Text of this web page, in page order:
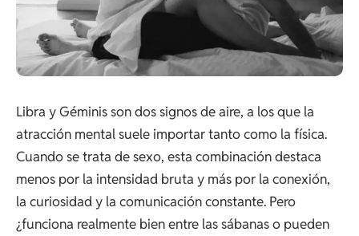
Libra y Géminis son dos signos de aire, a los que la
atracción mental suele importar tanto como la física.
Cuando se trata de sexo, esta combinación destaca
menos por la intensidad bruta y más por la conexión,
la curiosidad y la comunicación constante. Pero
¿funciona realmente bien entre las sábanas o pueden